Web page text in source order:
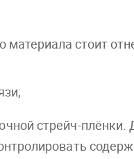
стоит
стрейч-